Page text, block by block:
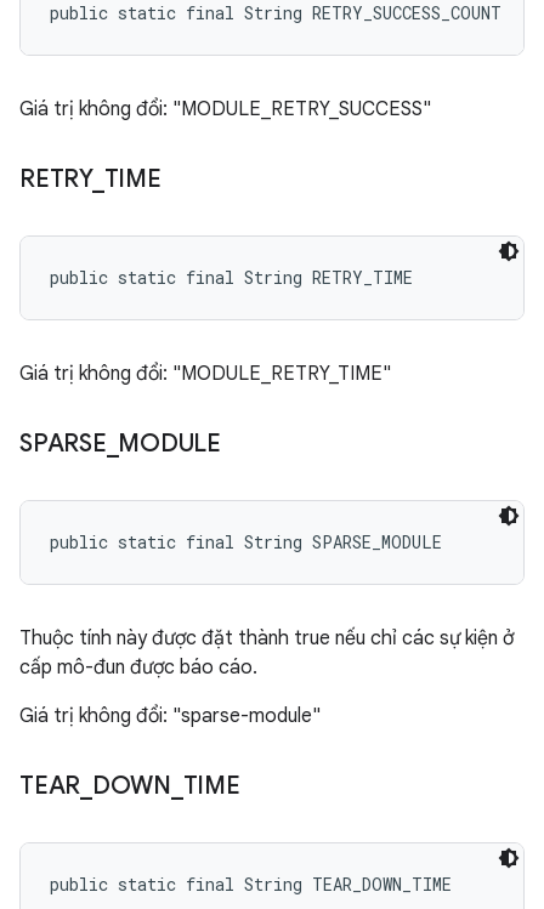
public static final String RETRY_SUCCESS_COUNT
Giá trị không đổi: "MODULE_RETRY_SUCCESS"
RETRY_ TIME
public static final String RETRY_TIME
Giá trị không đổi: "MODULE_RETRY_TIME"
SPARSE MODULE
public static final String SPARSE_MODULE
Thuộc tính này được đặt thành true nếu chỉ các sự kiện ở
cấp mô-đun được báo cáo.
Giá trị không đổi: "sparse-module"
TEAR DOWN TIME
public static final String TEAR_DOWN_TIME